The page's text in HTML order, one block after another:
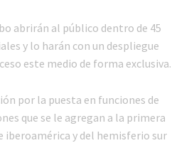
abrirán al público dentro de 45
y lo harán con un despliegue
este medio de forma exclusiva.
por la puesta en funciones de
que se le agregan a la primera
iberoamérica y del hemisferio sur